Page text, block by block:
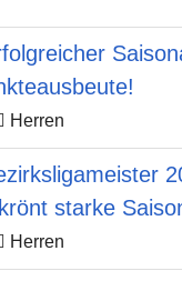
Herren
starke
Herren